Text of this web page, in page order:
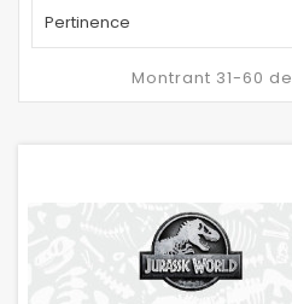
Pertinence
Montrant 31-60